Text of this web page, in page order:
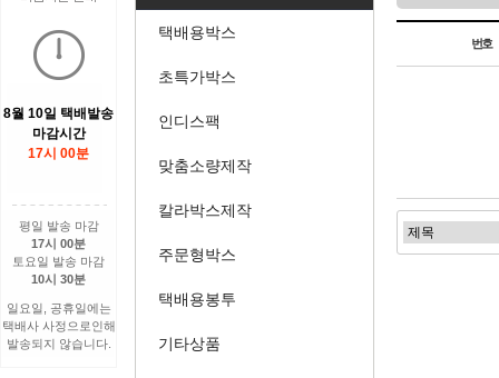
8월 10일 택배발송
마감시간
17시 00분
평일 발송 마감
17시 00분
토요일 발송 마감
10시 30분
일요일, 공휴일에는
택배사 사정으로인해
발송되지 않습니다.
택배용박스
초특가박스
인디스팩
맞춤소량제작
칼라박스제작
주문형박스
택배용봉투
기타상품
번호